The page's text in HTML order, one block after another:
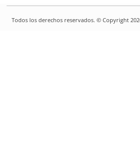
Todos los derechos reservados. © Copyright